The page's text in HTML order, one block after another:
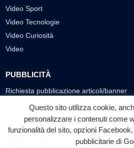
Video Sport
Video Tecnologie
Video Curiosità
Video
PUBBLICITÀ
Richiesta pubblicazione articoli/banner
SEGUICI SUI SOCIAL
f ◎
Questo sito utilizza cookie,
personalizzare i contenuti come
funzionalità del sito, opzioni
pubblicitarie di